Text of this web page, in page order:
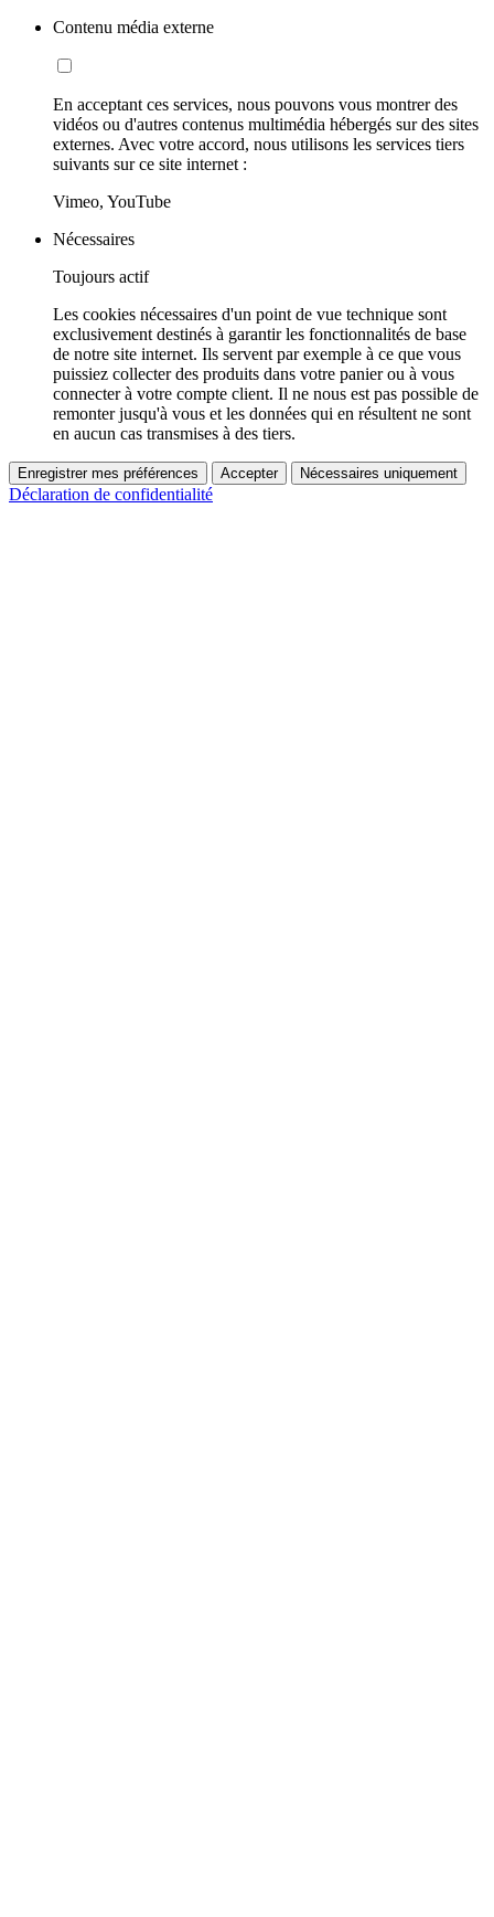
Contenu média externe
En acceptant ces services, nous pouvons vous montrer des
vidéos ou d'autres contenus multimédia hébergés sur des sites
externes. Avec votre accord, nous utilisons les services tiers
suivants sur ce site internet :
Vimeo, YouTube
Nécessaires
Toujours actif
Les cookies nécessaires d'un point de vue technique sont
exclusivement destinés à garantir les fonctionnalités de base
de notre site internet. Ils servent par exemple à ce que vous
puissiez collecter des produits dans votre panier ou à vous
connecter à votre compte client. Il ne nous est pas possible de
remonter jusqu'à vous et les données qui en résultent ne sont
en aucun cas transmises à des tiers.
Enregistrer mes préférences Accepter Nécessaires uniquement
Déclaration de confidentialité